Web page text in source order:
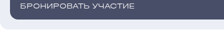
БРОНИРОВАТЬ УЧАСТИЕ